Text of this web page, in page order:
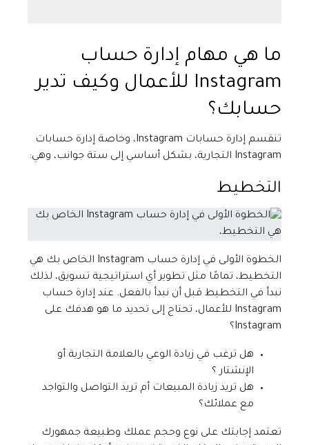
ما هي مهام إدارة حساب
Instagram للأعمال وكيف تدير
حسابك؟
تنقسم إدارة حسابات Instagram، وخاصة إدارة حسابات
Instagram التجارية، بشكل أساسي إلى ستة جوانب، وهي:
التخطيط
الخطوة الأولى في إدارة حساب Instagram الخاص بك هي
التخطيط، تمامًا مثل تطوير أي استراتيجية تسويق، لذلك
نبدأ في التخطيط قبل أن نبدأ بالفعل. عند إدارة حساب
Instagram للأعمال، تحتاج إلى تحديد ما هو هدفك على
Instagram؟
هل ترغب في زيادة الوعي بالعلامة التجارية أو
الإنشتار ؟
هل تريد زيادة المبيعات أم تريد التواصل والتواجد
مع عملائك؟
تعتمد إجابتك على نوع وحجم عملك وطبيعة جمهورك